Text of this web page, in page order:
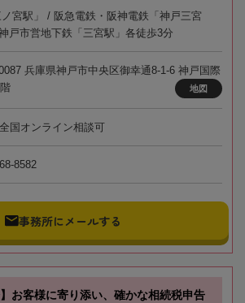
宮駅」 / 阪急電鉄・阪神電鉄「神戸三宮
戸市営地下鉄「三宮駅」各徒歩3分
兵庫県神戸市中央区御幸通8-1-6 神戸国際
地図
国オンライン相談可
8582
事務所にメールする
】お客様に寄り添い、確かな相続税申告